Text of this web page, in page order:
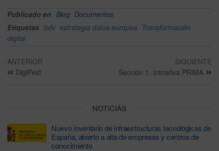
Publicado en Blog Documentos
Etiquetas bdv estrategia datos europea Transformación
digital
ANTERIOR
DigiPest
SIGUIENTE
Sección 1. Iniciativa PRIMA
NOTICIAS
Nuevo inventario de infraestructuras tecnológicas de
España, abierto a alta de empresas y centros de
conocimiento